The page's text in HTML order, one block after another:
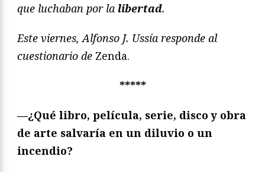
que luchaban por la libertad.
Este viernes, Alfonso J. Ussía responde al
cuestionario de Zenda.
*****
—¿Qué libro, película, serie, disco y obra
de arte salvaría en un diluvio o un
incendio?